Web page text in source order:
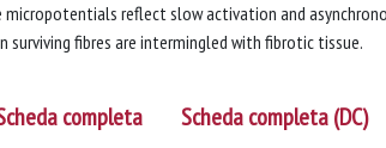
reflect slow activation and
surviving fibres are intermingled with fibrotic tissue.
completa Scheda completa (DC)